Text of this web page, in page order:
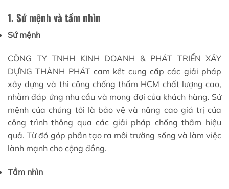
1. Sứ mệnh và tầm nhìn
Sứ mệnh
CÔNG TY TNHH KINH DOANH & PHÁT TRIỂN XÂY
DỰNG THÀNH PHÁT cam kết cung cấp các giải pháp
xây dựng và thi công chống thấm HCM chất lượng cao,
nhằm đáp ứng nhu cầu và mong đợi của khách hàng. Sứ
mệnh của chúng tôi là bảo vệ và nâng cao giá trị của
công trình thông qua các giải pháp chống thấm hiệu
quả. Từ đó góp phần tạo ra môi trường sống và làm việc
lành mạnh cho cộng đồng.
Tầm nhìn